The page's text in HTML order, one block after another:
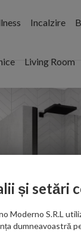
Incalzire
Living Room
și setări
Moderno S.R.L
dumneavoastră